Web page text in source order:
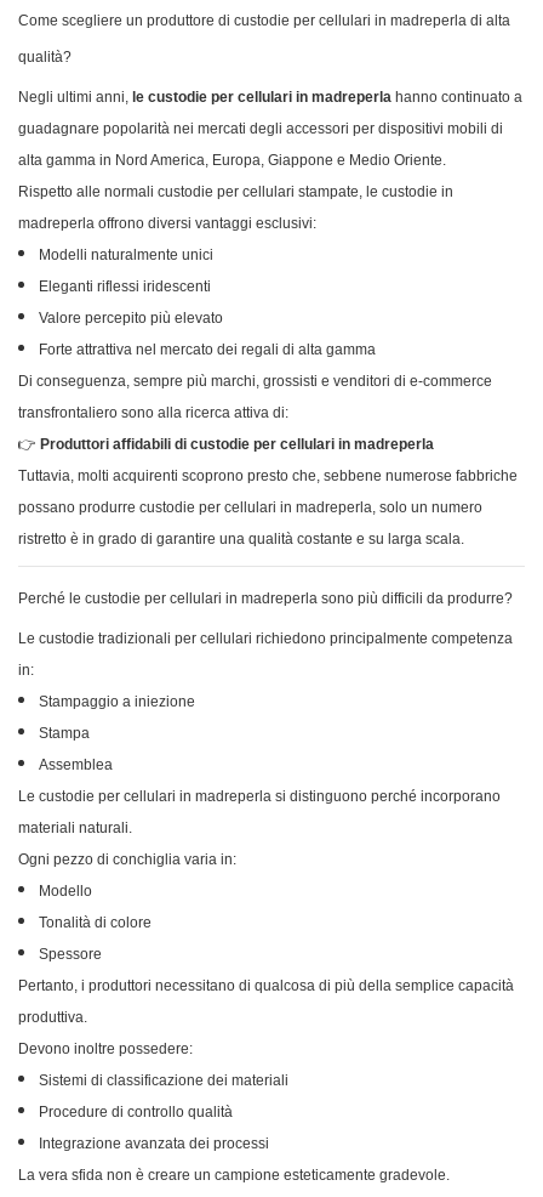
Come scegliere un produttore di custodie per cellulari in madreperla di alta
qualità?
Negli ultimi anni, le custodie per cellulari in madreperla hanno continuato a
guadagnare popolarità nei mercati degli accessori per dispositivi mobili di
alta gamma in Nord America, Europa, Giappone e Medio Oriente.
Rispetto alle normali custodie per cellulari stampate, le custodie in
madreperla offrono diversi vantaggi esclusivi:
Modelli naturalmente unici
Eleganti riflessi iridescenti
Valore percepito più elevato
Forte attrattiva nel mercato dei regali di alta gamma
Di conseguenza, sempre più marchi, grossisti e venditori di e-commerce
transfrontaliero sono alla ricerca attiva di:
👉 Produttori affidabili di custodie per cellulari in madreperla
Tuttavia, molti acquirenti scoprono presto che, sebbene numerose fabbriche
possano produrre custodie per cellulari in madreperla, solo un numero
ristretto è in grado di garantire una qualità costante e su larga scala.
Perché le custodie per cellulari in madreperla sono più difficili da produrre?
Le custodie tradizionali per cellulari richiedono principalmente competenza
in:
Stampaggio a iniezione
Stampa
Assemblea
Le custodie per cellulari in madreperla si distinguono perché incorporano
materiali naturali.
Ogni pezzo di conchiglia varia in:
Modello
Tonalità di colore
Spessore
Pertanto, i produttori necessitano di qualcosa di più della semplice capacità
produttiva.
Devono inoltre possedere:
Sistemi di classificazione dei materiali
Procedure di controllo qualità
Integrazione avanzata dei processi
La vera sfida non è creare un campione esteticamente gradevole.